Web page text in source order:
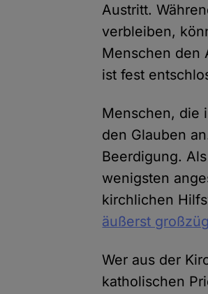
Austritt.
verbleiben,
Menschen den
ist fest
Menschen, die
den Glauben
Beerdigung.
wenigsten
kirchlichen
äußerst
Wer aus der
katholischen